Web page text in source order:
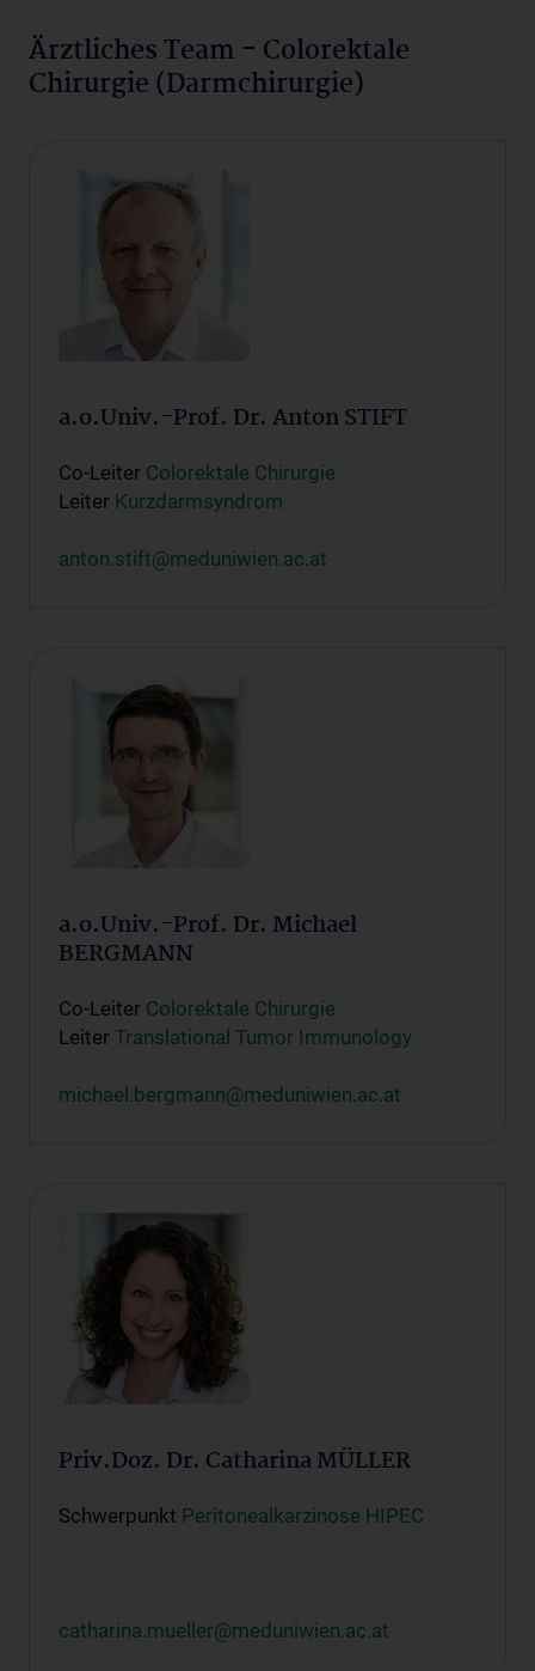
Ärztliches Team - Colorektale
Chirurgie (Darmchirurgie)
a.o.Univ.-Prof. Dr. Anton STIFT
Co-Leiter Colorektale Chirurgie
Leiter Kurzdarmsyndrom
anton.stift@meduniwien.ac.at
a.o.Univ.-Prof. Dr. Michael
BERGMANN
Co-Leiter Colorektale Chirurgie
Leiter Translational Tumor Immunology
michael.bergmann@meduniwien.ac.at
Priv.Doz. Dr. Catharina MÜLLER
Schwerpunkt Peritonealkarzinose HIPEC
catharina.mueller@meduniwien.ac.at